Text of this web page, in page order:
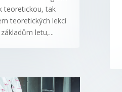
teoretickou, tak
teoretických lekcí
letu,...